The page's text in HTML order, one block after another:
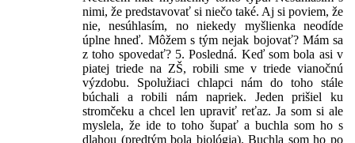
nimi, že predstavovať si niečo také. Aj si poviem, že
nie, nesúhlasím, no niekedy myšlienka neodíde
úplne hneď. Môžem s tým nejak bojovať? Mám sa
z toho spovedať? 5. Posledná. Keď som bola asi v
piatej triede na ZŠ, robili sme v triede vianočnú
výzdobu. Spolužiaci chlapci nám do toho stále
búchali a robili nám napriek. Jeden prišiel ku
stromčeku a chcel len upraviť reťaz. Ja som si ale
myslela, že ide to toho šupať a buchla som ho s
dlahou (predtým bola biológia). Buchla som ho po